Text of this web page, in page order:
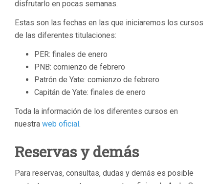
disfrutarlo en pocas semanas.
Estas son las fechas en las que iniciaremos los cursos
de las diferentes titulaciones:
PER: finales de enero
PNB: comienzo de febrero
Patrón de Yate: comienzo de febrero
Capitán de Yate: finales de enero
Toda la información de los diferentes cursos en
nuestra web oficial.
Reservas y demás
Para reservas, consultas, dudas y demás es posible